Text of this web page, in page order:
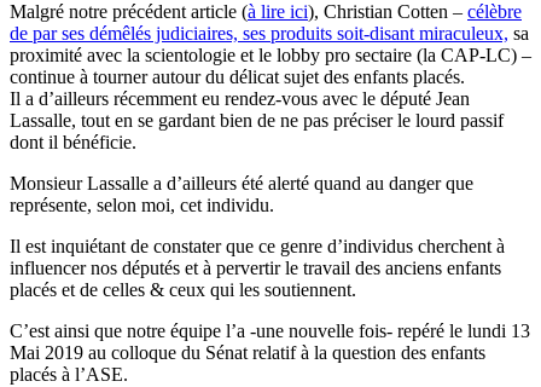
Malgré notre précédent article (à lire ici), Christian Cotten – célèbre
de par ses démêlés judiciaires, ses produits soit-disant miraculeux, sa
proximité avec la scientologie et le lobby pro sectaire (la CAP-LC) –
continue à tourner autour du délicat sujet des enfants placés.
Il a d’ailleurs récemment eu rendez-vous avec le député Jean
Lassalle, tout en se gardant bien de ne pas préciser le lourd passif
dont il bénéficie.
Monsieur Lassalle a d’ailleurs été alerté quand au danger que
représente, selon moi, cet individu.
Il est inquiétant de constater que ce genre d’individus cherchent à
influencer nos députés et à pervertir le travail des anciens enfants
placés et de celles & ceux qui les soutiennent.
C’est ainsi que notre équipe l’a -une nouvelle fois- repéré le lundi 13
Mai 2019 au colloque du Sénat relatif à la question des enfants
placés à l’ASE.